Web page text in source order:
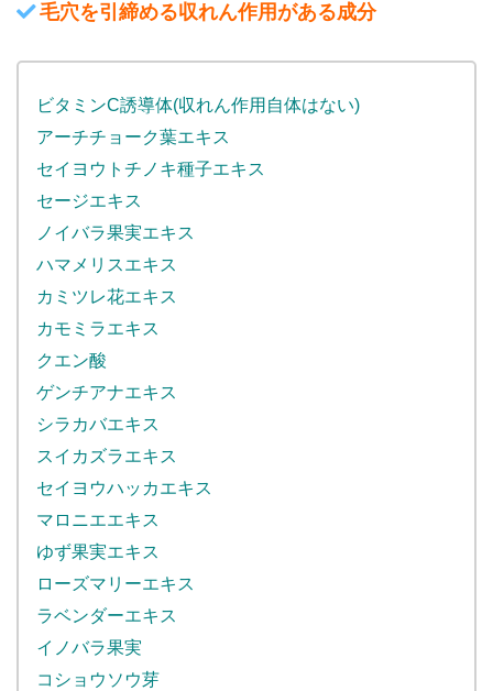
毛穴を引締める収れん作用がある成分
ビタミンC誘導体(収れん作用自体はない)
アーチチョーク葉エキス
セイヨウトチノキ種子エキス
セージエキス
ノイバラ果実エキス
ハマメリスエキス
カミツレ花エキス
カモミラエキス
クエン酸
ゲンチアナエキス
シラカバエキス
スイカズラエキス
セイヨウハッカエキス
マロニエエキス
ゆず果実エキス
ローズマリーエキス
ラベンダーエキス
イノバラ果実
コショウソウ芽